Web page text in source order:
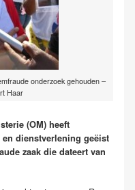
onderzoek gehouden –
Haar
(OM) heeft
dienstverlening geëist
zaak die dateert van